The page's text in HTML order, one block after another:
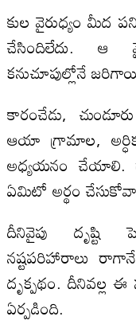
కుల వైరుధ్యం మీద
చేసిందిలేదు. ఆ
కనుచూపుల్లోనే
కారంచేడు,
ఆయా గ్రామాల,
అధ్యయనం చేయాలి.
ఏమిటో అర్థం
దీనివైపు దృష్టి
నష్టపరిహారాలు
దృక్పథం. దీనివల్ల
ఏర్పడింది.